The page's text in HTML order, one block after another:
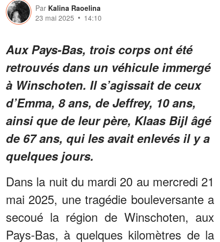
Par Kalina Raoelina
23 mai 2025
14:10
Aux Pays-Bas, trois corps ont été
retrouvés dans un véhicule immergé
à Winschoten. Il s’agissait de ceux
d’Emma, 8 ans, de Jeffrey, 10 ans,
ainsi que de leur père, Klaas Bijl âgé
de 67 ans, qui les avait enlevés il y a
quelques jours.
Dans la nuit du mardi 20 au mercredi 21
mai 2025, une tragédie bouleversante a
secoué la région de Winschoten, aux
Pays-Bas, à quelques kilomètres de la